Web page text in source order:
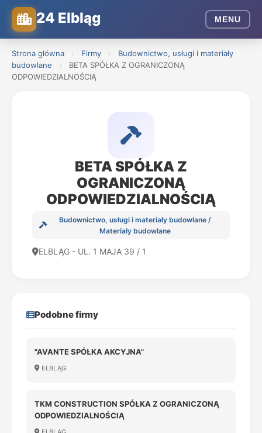
24 Elbląg MENU
Strona główna › Firmy ›
Budownictwo, usługi i materiały
budowlane
›
BETA SPÓŁKA Z OGRANICZONĄ
ODPOWIEDZIALNOŚCIĄ
BETA SPÓŁKA Z
OGRANICZONĄ
ODPOWIEDZIALNOŚCIĄ
Budownictwo, usługi i materiały budowlane /
Materiały budowlane
ELBLĄG - UL. 1 MAJA 39 / 1
Podobne firmy
"AVANTE SPÓŁKA AKCYJNA"
ELBLĄG
TKM CONSTRUCTION SPÓŁKA Z OGRANICZONĄ
ODPOWIEDZIALNOŚCIĄ